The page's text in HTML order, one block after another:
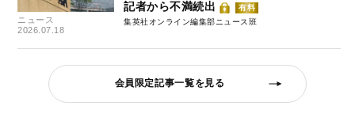
ニュース
2026.07.18
記者から不満続出
有料
集英社オンライン編集部ニュース班
会員限定記事一覧を見る